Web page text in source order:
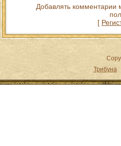
Добавлять комментарии
[
Трибуна